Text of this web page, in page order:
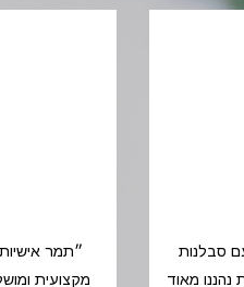
סבלנות
נהננו מאוד
״תמר
מקצועית